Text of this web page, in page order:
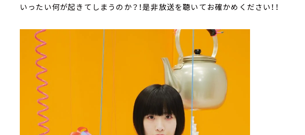
いったい何が起きてしまうのか？！是非放送を聴いてお確かめください！！